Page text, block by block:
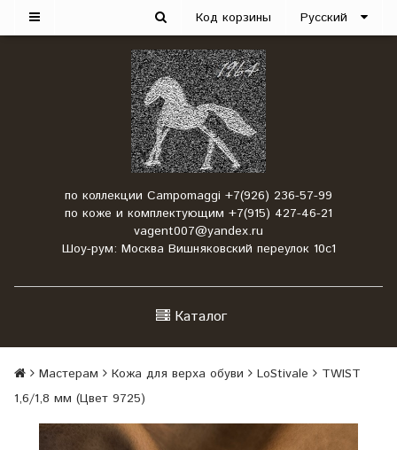
Русский
Код корзины
по коллекции Campomaggi +7(926) 236-57-99
по коже и комплектующим +7(915) 427-46-21
vagent007@yandex.ru
Шоу-рум: Москва Вишняковский переулок 10с1
Каталог
Мастерам Кожа для верха обуви LoStivale
TWIST
1,6/1,8 мм (Цвет 9725)